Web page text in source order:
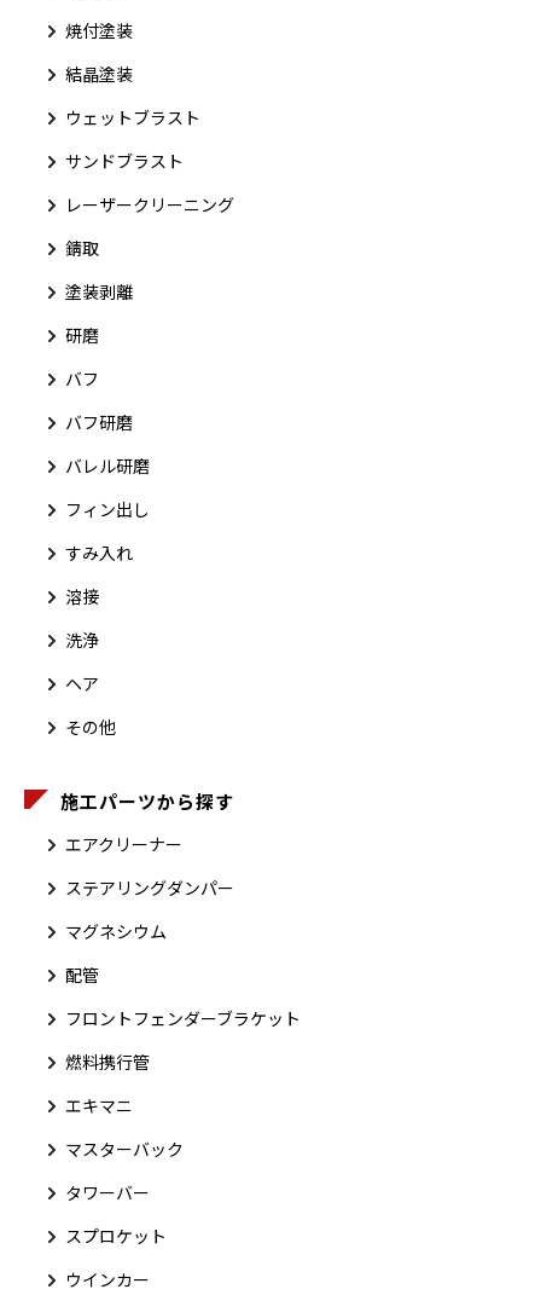
焼付塗装
結晶塗装
ウェットブラスト
サンドブラスト
レーザークリーニング
錆取
塗装剥離
研磨
バフ
バフ研磨
バレル研磨
フィン出し
すみ入れ
溶接
洗浄
ヘア
その他
施工パーツから探す
エアクリーナー
ステアリングダンパー
マグネシウム
配管
フロントフェンダーブラケット
燃料携行管
エキマニ
マスターバック
タワーバー
スプロケット
ウインカー